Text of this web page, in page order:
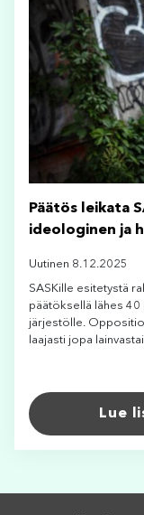
Päätös leikata
ideologinen ja
Uutinen 8.12.2025
SASKille esitetystä
päätöksellä lähes 40
järjestölle.
laajasti jopa
Lue